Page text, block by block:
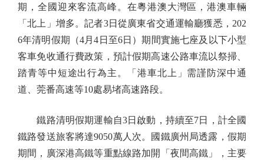
期，全國迎來客流高峰。在粵港澳大灣區，港澳車輛
「北上」增多。記者3日從廣東省交通運輸廳獲悉，202
6年清明假期（4月4日至6日）期間實施七座及以下小型
客車免收通行費政策，預計假期高速公路車流以祭掃、
踏青等中短途出行為主。「港車北上」需謹防深中通
道、莞番高速等10處易堵高速路段。
鐵路清明假期運輸自3日啟動，持續至7日，計全國
鐵路發送旅客將達9050萬人次。國鐵廣州局透露，假期
期間，廣深港高鐵等重點線路加開「夜間高鐵」，主要